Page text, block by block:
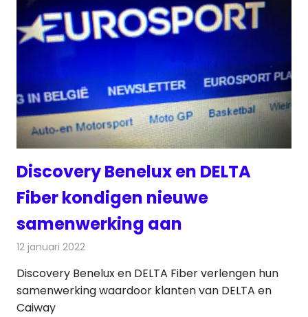
Discovery Benelux en DELTA
Fiber kondigen nieuwe
samenwerking aan
12 januari 2022
Discovery Benelux en DELTA Fiber verlengen hun
samenwerking waardoor klanten van DELTA en
Caiway